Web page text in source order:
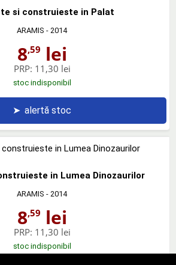
si construieste in Palat
ARAMIS - 2014
8,59 lei
PRP: 11,30 lei
stoc indisponibil
➤ alertă stoc
in Lumea Dinozaurilor
ARAMIS - 2014
8,59 lei
PRP: 11,30 lei
stoc indisponibil